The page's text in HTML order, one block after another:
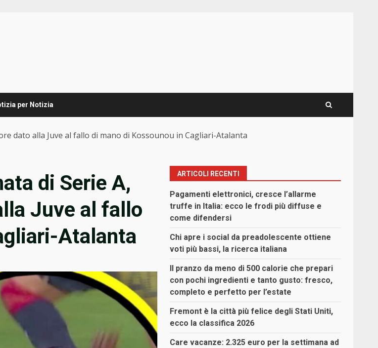
per Notizia
dato alla Juve al fallo di mano di Kossounou in Cagliari-Atalanta
di Serie A,
Juve al fallo
Atalanta
ARTICOLI RECENTI
Pagamenti elettronici, cresce l’allarme
truffe in Italia: ecco le frodi più diffuse e
come difendersi
Chi apre i social da preadolescente ottiene
voti più bassi, la ricerca italiana
Il pranzo da meno di 500 calorie che prepari
con pochi ingredienti e tanto gusto: fresco,
completo e perfetto per l’estate
Fremont è la città più felice degli Stati Uniti,
ecco la classifica 2026
Care vacanze: 2.325 euro per la settimana ad